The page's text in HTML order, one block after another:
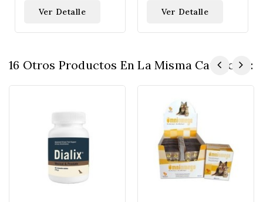
Ver Detalle Ver Detalle
16 Otros Productos En La Misma Categoría: